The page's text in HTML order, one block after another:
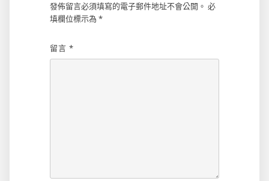
發佈留言必須填寫的電子郵件地址不會公開。 必
填欄位標示為 *
留言 *